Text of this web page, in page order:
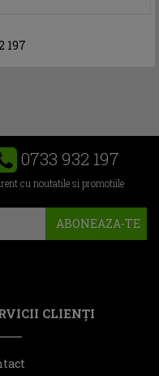
197
0733 932 197
cu noutatile si promotiile
ABONEAZA-TE
CLIENŢI